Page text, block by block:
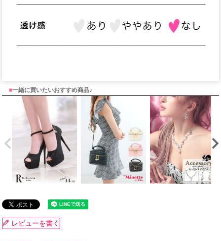
■一緒に買いたいおすすめ商品♪
レビューを書く